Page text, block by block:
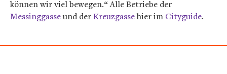
können wir viel bewegen.“ Alle Betriebe der
Messinggasseund derKreuzgassehier im Cityguide.